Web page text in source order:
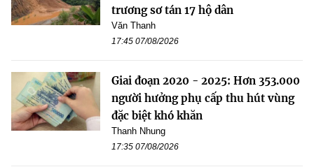
trương sơ tán 17 hộ dân
Văn Thanh
17:45 07/08/2026
Giai đoạn 2020 - 2025: Hơn 353.000
người hưởng phụ cấp thu hút vùng
đặc biệt khó khăn
Thanh Nhung
17:35 07/08/2026